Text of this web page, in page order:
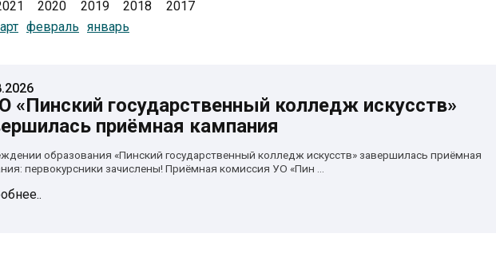
2020 2019 2018
2017
февраль январь
«Пинский государственный колледж искусств»
приёмная кампания
образования «Пинский государственный колледж искусств» завершилась приёмная
первокурсники зачислены! Приёмная комиссия УО «Пин ...